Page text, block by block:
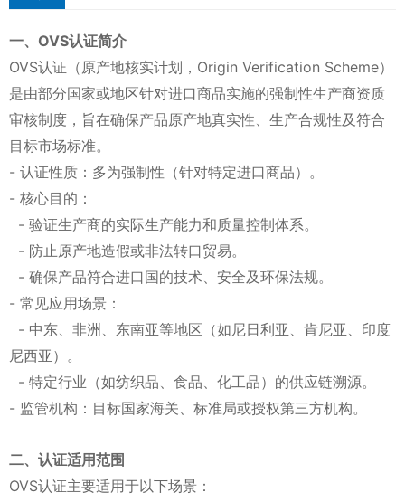
一、OVS认证简介
OVS认证（原产地核实计划，Origin Verification Scheme）
是由部分国家或地区针对进口商品实施的强制性生产商资质
审核制度，旨在确保产品原产地真实性、生产合规性及符合
目标市场标准。
- 认证性质：多为强制性（针对特定进口商品）。
- 核心目的：
- 验证生产商的实际生产能力和质量控制体系。
- 防止原产地造假或非法转口贸易。
- 确保产品符合进口国的技术、安全及环保法规。
- 常见应用场景：
- 中东、非洲、东南亚等地区（如尼日利亚、肯尼亚、印度
尼西亚）。
- 特定行业（如纺织品、食品、化工品）的供应链溯源。
- 监管机构：目标国家海关、标准局或授权第三方机构。
二、认证适用范围
OVS认证主要适用于以下场景：